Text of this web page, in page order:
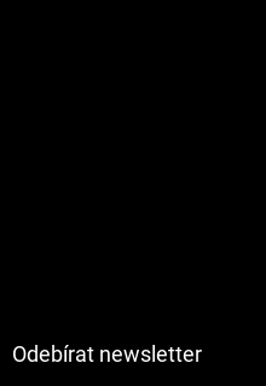
Odebírat newsletter